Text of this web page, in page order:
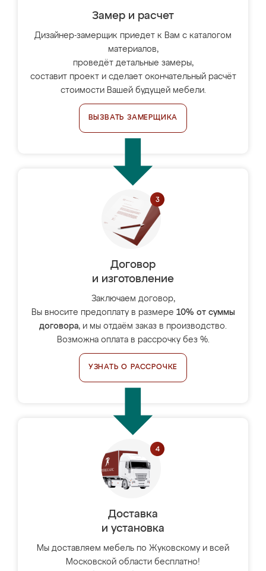
Замер и расчет
Дизайнер-замерщик приедет к Вам с каталогом
материалов,
проведёт детальные замеры,
составит проект и сделает окончательный расчёт
стоимости Вашей будущей мебели.
ВЫЗВАТЬ ЗАМЕРЩИКА
Договор
и изготовление
Заключаем договор,
Вы вносите предоплату в размере 10% от суммы
договора, и мы отдаём заказ в производство.
Возможна оплата в рассрочку без %.
УЗНАТЬ О РАССРОЧКЕ
Доставка
и установка
Мы доставляем мебель по Жуковскому и всей
Московской области бесплатно!